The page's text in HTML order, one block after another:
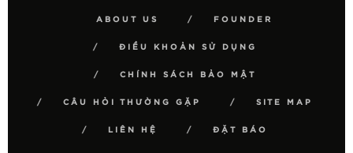
ABOUT US FOUNDER
ĐIỀU KHOẢN SỬ DỤNG
CHÍNH SÁCH BẢO MẬT
CÂU HỎI THƯỜNG GẶP SITE MAP
LIÊN HỆ ĐẶT BÁO